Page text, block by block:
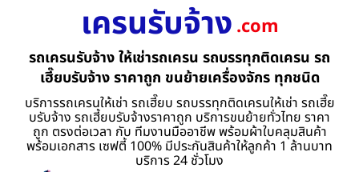
เครนรับจ้าง .com
รถเครนรับจ้าง ให้เช่ารถเครน รถบรรทุกติดเครน รถ
เฮี๊ยบรับจ้าง ราคาถูก ขนย้ายเครื่องจักร ทุกชนิด
บริการรถเครนให้เช่า รถเฮี๊ยบ รถบรรทุกติดเครนให้เช่า รถเฮี๊ย
บรับจ้าง รถเฮี้ยบรับจ้างราคาถูก บริการขนย้ายทั่วไทย ราคา
ถูก ตรงต่อเวลา กับ ทีมงานมืออาชีพ พร้อมผ้าใบคลุมสินค้า
พร้อมเอกสาร เซฟตี้ 100% มีประกันสินค้าให้ลูกค้า 1 ล้านบาท
บริการ 24 ชั่วโมง